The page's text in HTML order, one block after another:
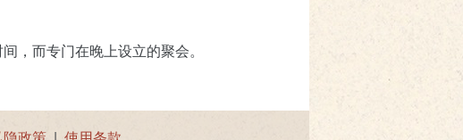
，而专门在晚上设立的聚会。